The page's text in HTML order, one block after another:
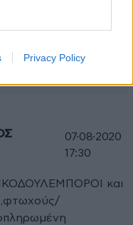
Privacy Policy
σχολιασμού
ΠΡΟΣΘΗΚΗ
07·08·2020
17:30
και